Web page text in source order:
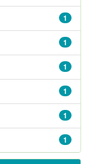
1
1
1
1
1
1